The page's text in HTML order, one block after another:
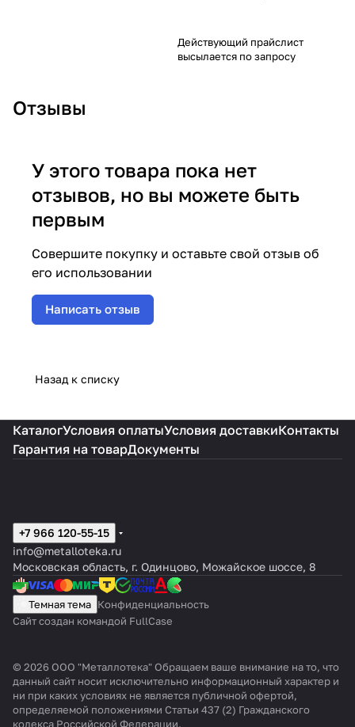
Действующий прайслист
высылается по запросу
Отзывы
У этого товара пока нет
отзывов, но вы можете быть
первым
Совершите покупку и оставьте свой отзыв об
его использовании
Написать отзыв
Назад к списку
КаталогУсловия оплатыУсловия доставкиКонтакты
Гарантия на товарДокументы
+7 966 120-55-15
info@metalloteka.ru
Московская область, г. Одинцово, Можайское шоссе, 8
Темная тема Конфиденциальность
Сайт создан командой FullCase
© 2026 ООО "Металлотека" Обращаем ваше внимание на то, что
данный сайт носит исключительно информационный характер и
ни при каких условиях не является публичной офертой,
определяемой положениями Статьи 437 (2) Гражданского
кодекса Российской Федерации.